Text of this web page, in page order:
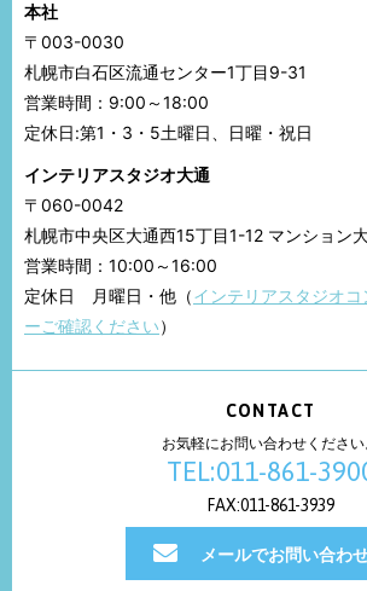
本社
〒003-0030
札幌市白石区流通センター1丁目9-31
営業時間：9:00～18:00
定休日:第1・3・5土曜日、日曜・祝日
インテリアスタジオ大通
〒060-0042
札幌市中央区大通西15丁目1-12 マンション
営業時間：10:00～16:00
定休日 月曜日・他（インテリアスタジオ
ーご確認ください）
CONTACT
お気軽にお問い合わせください
TEL:011-861-
FAX:011-861-3939
メールでお問い合わ